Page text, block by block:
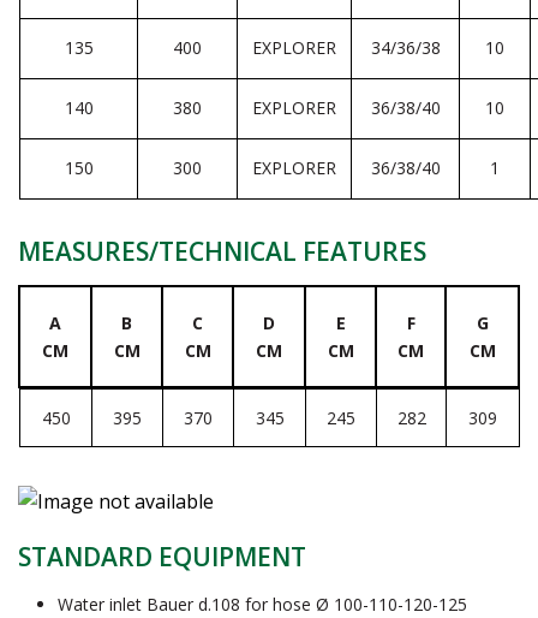
135 400 EXPLORER 34/36/38 10
140 380 EXPLORER 36/38/40 10
150 300 EXPLORER 36/38/40 1
MEASURES/TECHNICAL FEATURES
A
CM
B
CM
C
CM
D
CM
E
CM
F
CM
G
CM
450 395 370 345 245 282 309
STANDARD EQUIPMENT
Water inlet Bauer d.108 for hose Ø 100-110-120-125